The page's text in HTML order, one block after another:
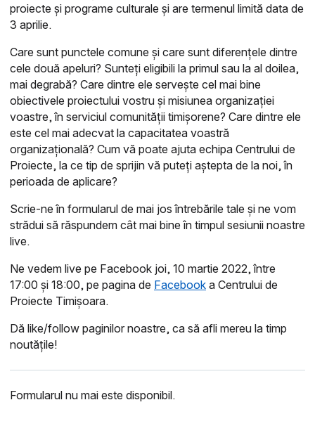
proiecte și programe culturale și are termenul limită data de
3 aprilie.
Care sunt punctele comune și care sunt diferențele dintre
cele două apeluri? Sunteți eligibili la primul sau la al doilea,
mai degrabă? Care dintre ele servește cel mai bine
obiectivele proiectului vostru și misiunea organizației
voastre, în serviciul comunității timișorene? Care dintre ele
este cel mai adecvat la capacitatea voastră
organizațională? Cum vă poate ajuta echipa Centrului de
Proiecte, la ce tip de sprijin vă puteți aștepta de la noi, în
perioada de aplicare?
Scrie-ne în formularul de mai jos întrebările tale și ne vom
strădui să răspundem cât mai bine în timpul sesiunii noastre
live.
Ne vedem live pe Facebook joi, 10 martie 2022, între
17:00 și 18:00, pe pagina de Facebook a Centrului de
Proiecte Timișoara.
Dă like/follow paginilor noastre, ca să afli mereu la timp
noutățile!
Formularul nu mai este disponibil.